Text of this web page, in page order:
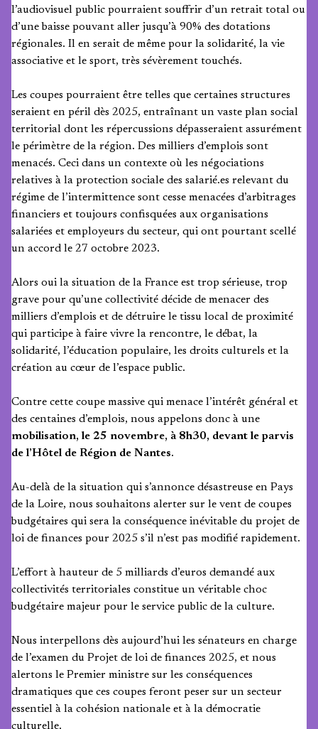
l’audiovisuel public pourraient souffrir d’un retrait total ou
d’une baisse pouvant aller jusqu’à 90% des dotations
régionales. Il en serait de même pour la solidarité, la vie
associative et le sport, très sévèrement touchés.
Les coupes pourraient être telles que certaines structures
seraient en péril dès 2025, entraînant un vaste plan social
territorial dont les répercussions dépasseraient assurément
le périmètre de la région. Des milliers d’emplois sont
menacés. Ceci dans un contexte où les négociations
relatives à la protection sociale des salarié.es relevant du
régime de l’intermittence sont cesse menacées d’arbitrages
financiers et toujours confisquées aux organisations
salariées et employeurs du secteur, qui ont pourtant scellé
un accord le 27 octobre 2023.
Alors oui la situation de la France est trop sérieuse, trop
grave pour qu’une collectivité décide de menacer des
milliers d’emplois et de détruire le tissu local de proximité
qui participe à faire vivre la rencontre, le débat, la
solidarité, l’éducation populaire, les droits culturels et la
création au cœur de l’espace public.
Contre cette coupe massive qui menace l’intérêt général et
des centaines d’emplois, nous appelons donc à une
mobilisation, le 25 novembre, à 8h30, devant le parvis
de l’Hôtel de Région de Nantes.
Au-delà de la situation qui s’annonce désastreuse en Pays
de la Loire, nous souhaitons alerter sur le vent de coupes
budgétaires qui sera la conséquence inévitable du projet de
loi de finances pour 2025 s’il n’est pas modifié rapidement.
L’effort à hauteur de 5 milliards d’euros demandé aux
collectivités territoriales constitue un véritable choc
budgétaire majeur pour le service public de la culture.
Nous interpellons dès aujourd’hui les sénateurs en charge
de l’examen du Projet de loi de finances 2025, et nous
alertons le Premier ministre sur les conséquences
dramatiques que ces coupes feront peser sur un secteur
essentiel à la cohésion nationale et à la démocratie
culturelle.